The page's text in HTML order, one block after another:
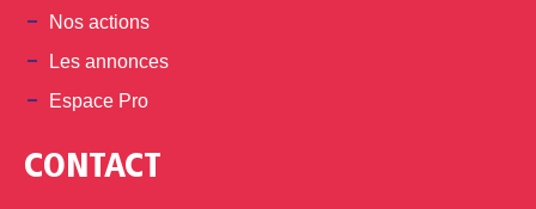
Nos actions
Les annonces
Espace Pro
CONTACT